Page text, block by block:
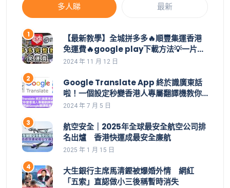
多人睇 最新
【最新教學】全城拼多多🔥順豐集運香港
免運費🔥google play下載方法💡一片學
識拼多多整個操作👊集運價目表｜拼多多
香港下載｜香港付款｜購物車｜應用寶
2024 年 11 月 12 日
Google Translate App 終於識廣東話
啦！一個設定秒變香港人專屬翻譯機教你
一招開啟Google翻譯嘅廣東話功能 | 安裝
2024 年 7 月 5 日
航空安全｜2025年全球最安全航空公司排
名出爐 香港快運成最安全廉航
2025 年 1 月 15 日
大生銀行主席馬清鏗被爆婚外情 網紅
「五索」直認做小三後稱暫時消失